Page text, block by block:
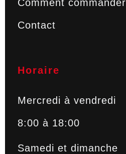
Comment commander
Contact
Horaire
Mercredi à vendredi
8:00 à 18:00
Samedi et dimanche